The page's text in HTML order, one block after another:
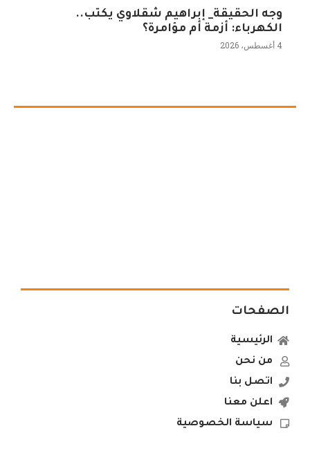
وجه الحقيقة_ إبراهيم شقلاوي يكتب..
الكهرباء: أزمة أم مؤامرة؟
4 أغسطس، 2026
الصفحات
الرئيسية
من نحن
اتصل بنا
اعلن معنا
سياسة الخصوصية